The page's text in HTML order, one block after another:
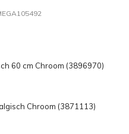
60 cm Chroom (3896970)
Chroom (3871113)